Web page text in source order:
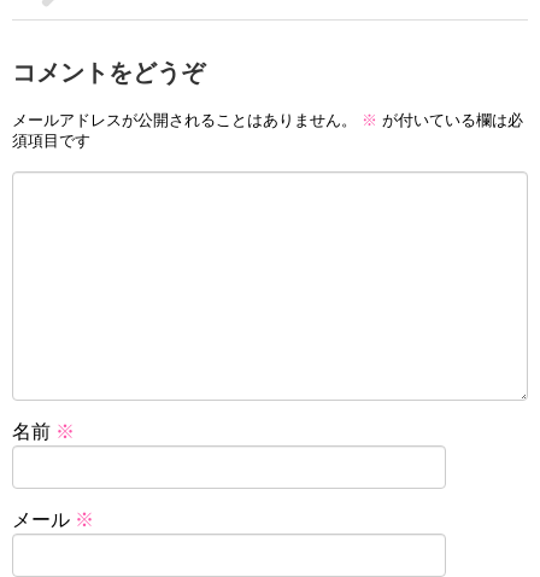
コメントをどうぞ
メールアドレスが公開されることはありません。 ※ が付いている欄は必
須項目です
名前 ※
メール ※